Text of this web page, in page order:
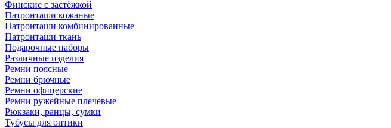
Финские с застёжкой
Патронташи кожаные
Патронташи комбинированные
Патронташи ткань
Подарочные наборы
Различные изделия
Ремни поясные
Ремни брючные
Ремни офицерские
Ремни ружейные плечевые
Рюкзаки, ранцы, сумки
Тубусы для оптики